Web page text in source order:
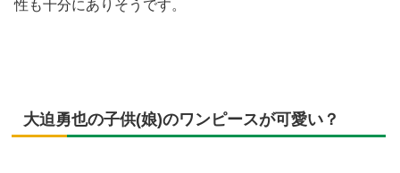
性も十分にありそうです。
大迫勇也の子供(娘)のワンピースが可愛い？